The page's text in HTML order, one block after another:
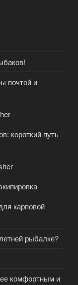
почтой и
короткий путь
карповой
рыбалке?
комфортным и